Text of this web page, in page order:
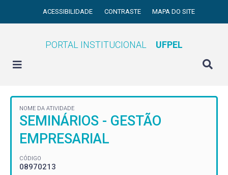
ACESSIBILIDADE CONTRASTE MAPA DO SITE
PORTAL INSTITUCIONAL UFPEL
NOME DA ATIVIDADE
SEMINÁRIOS - GESTÃO
EMPRESARIAL
CÓDIGO
08970213